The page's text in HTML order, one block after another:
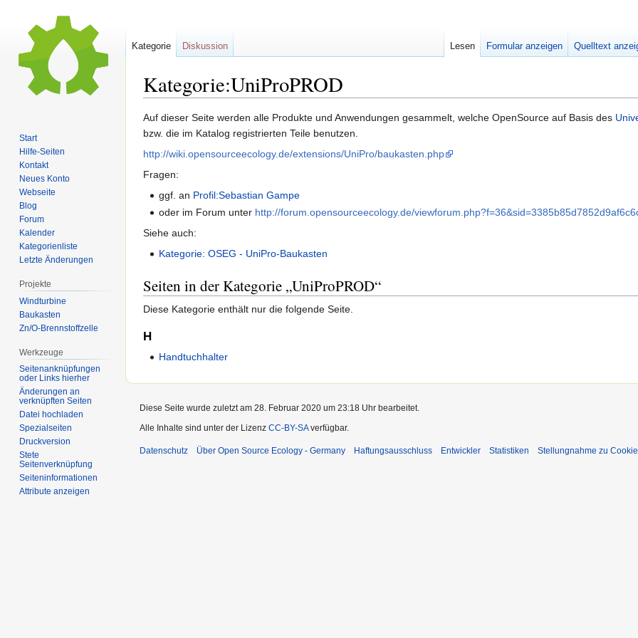
Kategorie:UniProPROD
Zur
Navigation
springen
Zur
Suche
springen
Auf dieser Seite werden alle Produkte und Anwendungen gesammelt, welche OpenSource auf Basis des
bzw. die im Katalog registrierten Teile benutzen.
http://wiki.opensourceecology.de/extensions/UniPro/baukasten.php
Fragen:
ggf. an Profil:Sebastian Gampe
oder im Forum unter http://forum.opensourceecology.de/
Siehe auch:
Kategorie: OSEG - UniPro-Baukasten
Seiten in der Kategorie „UniProPROD“
Diese Kategorie enthält nur die folgende Seite.
H
Handtuchhalter
Kategorie Diskussion Lesen Formular anzeigen Quelltext
Start
Hilfe-Seiten
Kontakt
Neues Konto
Webseite
Blog
Forum
Kalender
Kategorienliste
Letzte Änderungen
Projekte
Windturbine
Baukasten
Zn/O-Brennstoffzelle
Werkzeuge
Seitenanknüpfungen
oder Links hierher
Änderungen an
verknüpften Seiten
Datei hochladen
Spezialseiten
Druckversion
Stete
Seitenverknüpfung
Seiten­informationen
Attribute anzeigen
Diese Seite wurde zuletzt am 28. Februar 2020 um 23:18 Uhr bearbeitet.
Alle Inhalte sind unter der Lizenz CC-BY-SAverfügbar.
Datenschutz Über Open Source Ecology - Germany Haftungsausschluss Entwickler Statistiken Stellungnahme zu